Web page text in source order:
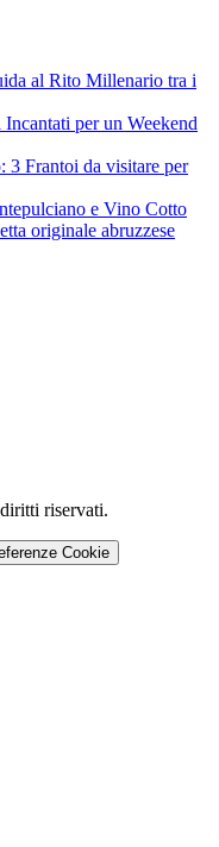
al Rito Millenario tra i
per un Weekend
3 Frantoi da visitare per
e Vino Cotto
originale abruzzese
riservati.
Cookie